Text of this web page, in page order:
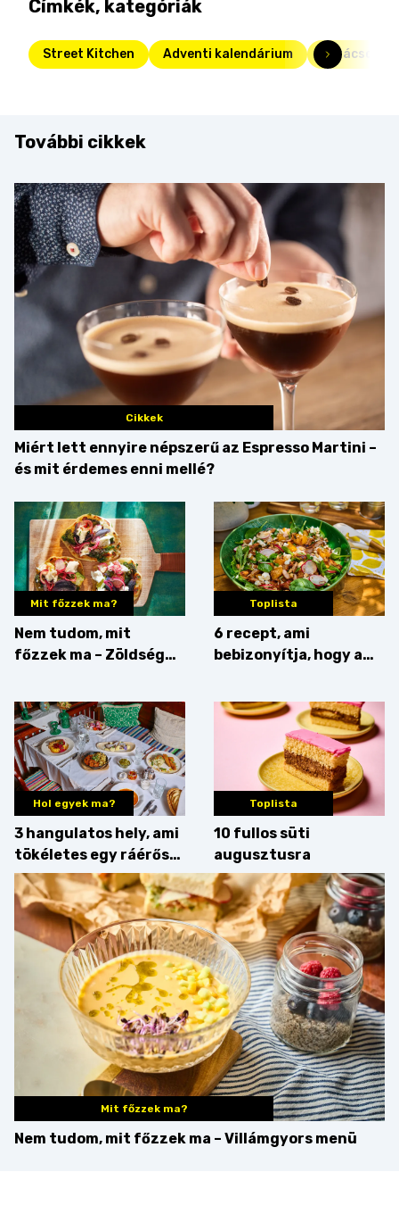
Címkék, kategóriák
Street Kitchen Adventi kalendárium karácsony
További cikkek
Cikkek
Miért lett ennyire népszerű az Espresso Martini –
és mit érdemes enni mellé?
Mit főzzek ma?
Nem tudom, mit
főzzek ma – Zöldség
Toplista
6 recept, ami
bebizonyítja, hogy a
zseniális
Hol egyek ma?
3 hangulatos hely, ami
tökéletes egy ráérős
hétvégi ebédhez
Toplista
10 fullos süti
augusztusra
Mit főzzek ma?
Nem tudom, mit főzzek ma – Villámgyors menü